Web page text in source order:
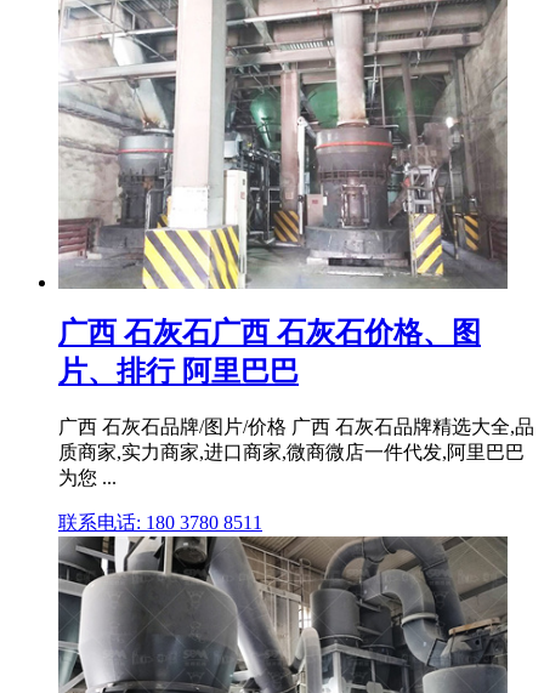
广西 石灰石广西 石灰石价格、图
片、排行 阿里巴巴
广西 石灰石品牌/图片/价格 广西 石灰石品牌精选大全,品
质商家,实力商家,进口商家,微商微店一件代发,阿里巴巴
为您 ...
联系电话: 180 3780 8511